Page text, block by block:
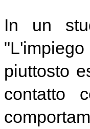
In un
piuttosto
contatto